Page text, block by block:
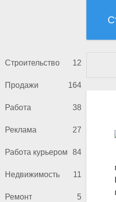
Строительство 12
Продажи 164
Работа 38
Реклама 27
Работа курьером 84
Недвижимость 11
Ремонт 5